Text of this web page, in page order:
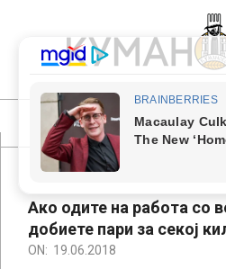
content
МУАБЕТИ
Primary
Navigation
Ако одите на работа со
добиете пари за секој
ON: 19.06.2018